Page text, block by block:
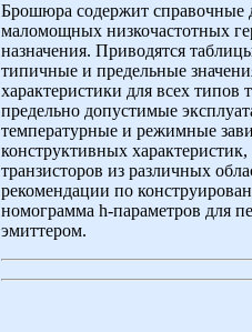
Брошюра содержит справочные
маломощных низкочастотных
назначения. Приводятся
типичные и предельные
характеристики для всех
предельно допустимые
температурные и режимные
конструктивных
транзисторов из различных
рекомендации по
номограмма h-параметров для
эмиттером.